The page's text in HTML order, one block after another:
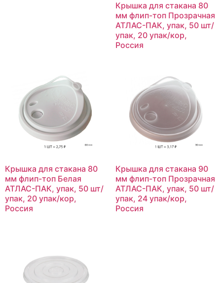
Крышка для стакана 80
мм флип-топ Прозрачная
АТЛАС-ПАК, упак, 50 шт/
упак, 20 упак/кор,
Россия
Крышка для стакана 80
мм флип-топ Белая
АТЛАС-ПАК, упак, 50 шт/
упак, 20 упак/кор,
Россия
Крышка для стакана 90
мм флип-топ Прозрачная
АТЛАС-ПАК, упак, 50 шт/
упак, 24 упак/кор,
Россия